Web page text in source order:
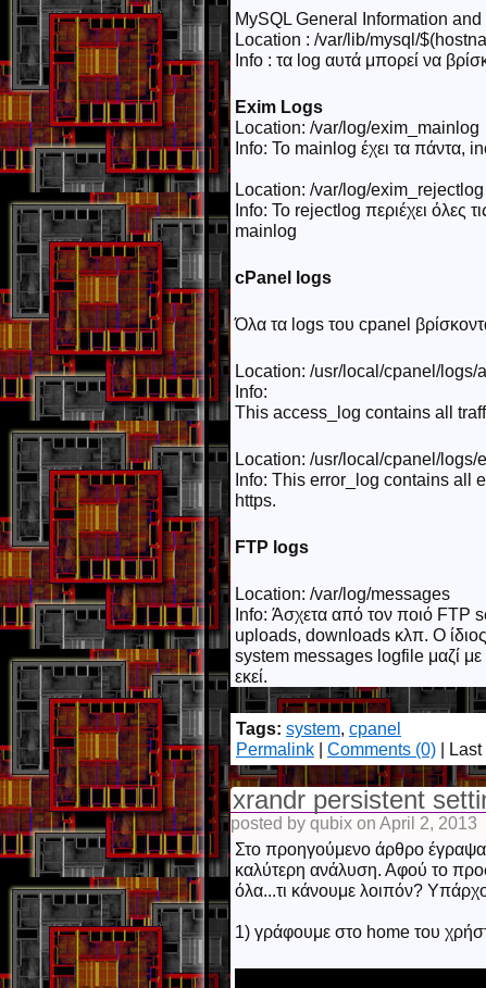
MySQL General Information and
Location : /var/lib/mysql/
Info : τα log αυτά μπορεί να
Exim Logs
Location: /var/log/exim_mainlog
Info: To mainlog έχει τα πάντα,
Location: /var/log/exim_rejectlog
Info: Το rejectlog περιέχει όλες
mainlog
cPanel logs
Όλα τα logs του cpanel
Location: /usr/local/cpanel/logs/
Info:
This access_log contains all
Location: /usr/local/cpanel/logs/
Info: This error_log contains all
https.
FTP logs
Location: /var/log/messages
Info: Άσχετα από τον ποιό FTP
uploads, downloads κλπ. Ο
system messages logfile μαζί με
εκεί.
Tags: system, cpanel
Permalink
Comments (0) |
xrandr persistent
posted by qubix on April 2, 2013
Στο προηγούμενο άρθρο
καλύτερη ανάλυση. Αφού το
όλα...τι κάνουμε λοιπόν?
1) γράφουμε στο home του